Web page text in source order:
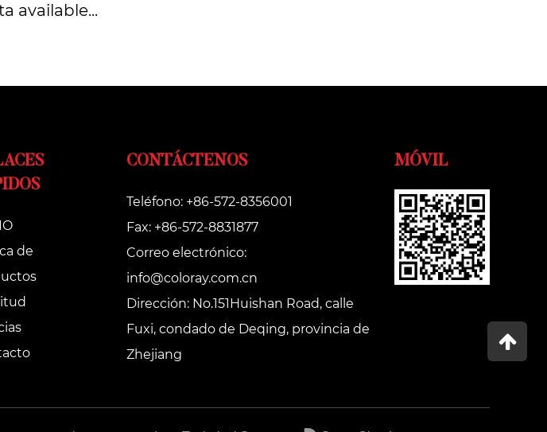
available...
de
CONTÁCTENOS
Teléfono: +86-572-8356001
Fax: +86-572-8831877
Correo electrónico:
info@coloray.com.cn
Dirección: No.151Huishan Road, calle
Fuxi, condado de Deqing, provincia de
Zhejiang
MÓVIL